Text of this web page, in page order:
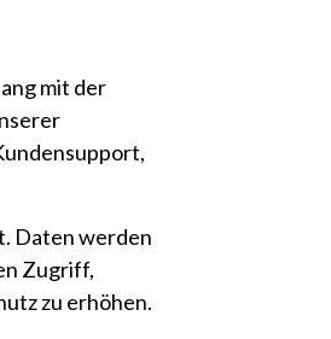
mit der
Daten werden
Zugriff,
zu erhöhen.